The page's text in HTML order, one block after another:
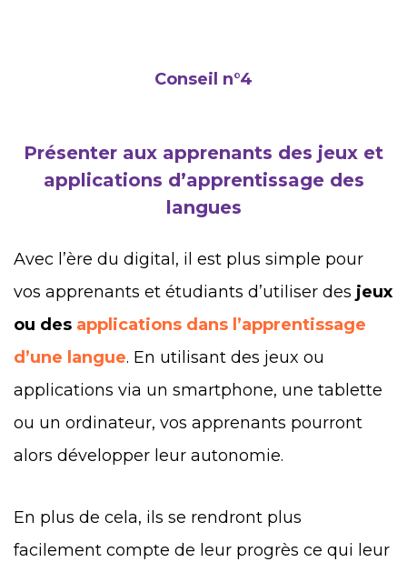
Conseil n°4
Présenter aux apprenants des jeux et
applications d’apprentissage des
langues
Avec l’ère du digital, il est plus simple pour
vos apprenants et étudiants d’utiliser des jeux
ou des applications dans l’apprentissage
d’une langue. En utilisant des jeux ou
applications via un smartphone, une tablette
ou un ordinateur, vos apprenants pourront
alors développer leur autonomie.
En plus de cela, ils se rendront plus
facilement compte de leur progrès ce qui leur